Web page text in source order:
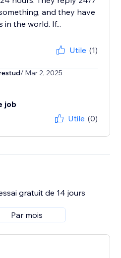
and they have
the world. If...
Utile (1)
/ Mar 2, 2025
job
Utile (0)
gratuit de 14 jours
Par mois